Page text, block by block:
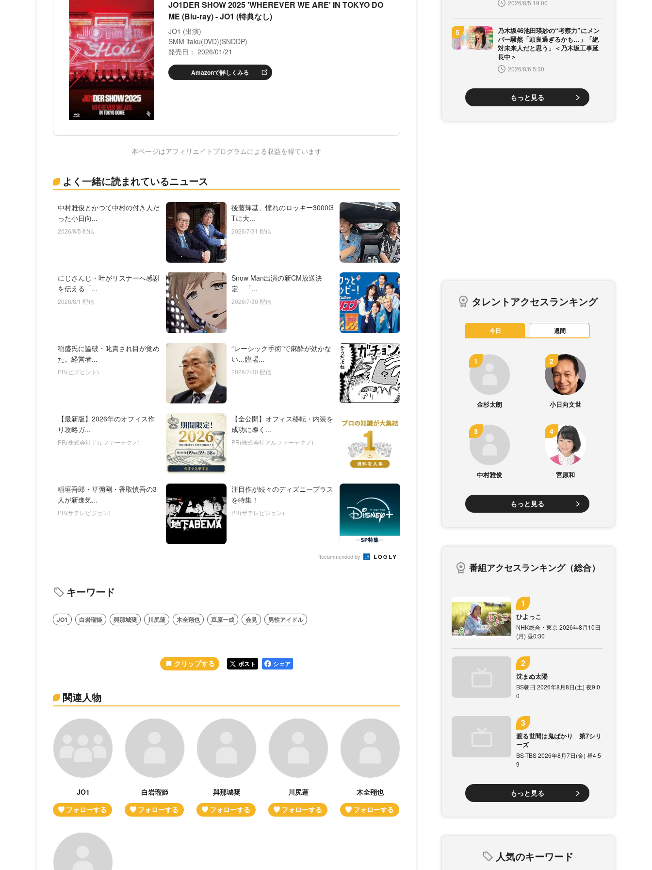
JO1DER SHOW 2025 'WHEREVER WE ARE' IN TOKYO DO
ME (Blu-ray) - JO1 (特典なし)
JO1 (出演)
SMM itaku(DVD)(SNDDP)
発売日： 2026/01/21
Amazonで詳しくみる
本ページはアフィリエイトプログラムによる収益を得ています
よく一緒に読まれているニュース
中村雅俊とかつて中村の付き人だ
った小日向...
2026/8/5 配信
後藤輝基、憧れのロッキー3000G
Tに大...
2026/7/31 配信
にじさんじ・叶がリスナーへ感謝
を伝える「...
2026/8/1 配信
Snow Man出演の新CM放送決
定 「...
2026/7/30 配信
稲盛氏に論破・叱責され目が覚め
た。経営者...
PR(ビズヒント)
“レーシック手術”で麻酔が効かな
い…臨場...
2026/7/30 配信
【最新版】2026年のオフィス作
り攻略ガ...
PR(株式会社アルファーテクノ)
【全公開】オフィス移転・内装を
成功に導く...
PR(株式会社アルファーテクノ)
稲垣吾郎・草彅剛・香取慎吾の3
人が新進気...
PR(ザテレビジョン)
注目作が続々のディズニープラス
を特集！
PR(ザテレビジョン)
Recommended by
キーワード
JO1 ⽩岩瑠姫 與那城奨 川尻蓮 ⽊全翔也 ⾖原⼀成 会見 男性アイドル
ポスト シェア
関連人物
JO1 白岩瑠姫 與那城奨 川尻蓮 木全翔也
2026/8/5 19:00
乃木坂46池田瑛紗の“考察力”にメン
バー騒然「頭良過ぎるかも…」「絶
対未来人だと思う」＜乃木坂工事延
長中＞
2026/8/6 5:30
もっと見る
タレントアクセスランキング
今日 週間
金杉太朗 小日向文世
中村雅俊 宮原和
もっと見る
番組アクセスランキング（総合）
ひよっこ
NHK総合・東京 2026年8月10日
(月) 昼0:30
沈まぬ太陽
BS朝日 2026年8月8日(土) 夜9:0
0
渡る世間は鬼ばかり 第7シリ
ーズ
BS-TBS 2026年8月7日(金) 昼4:5
9
もっと見る
人気のキーワード